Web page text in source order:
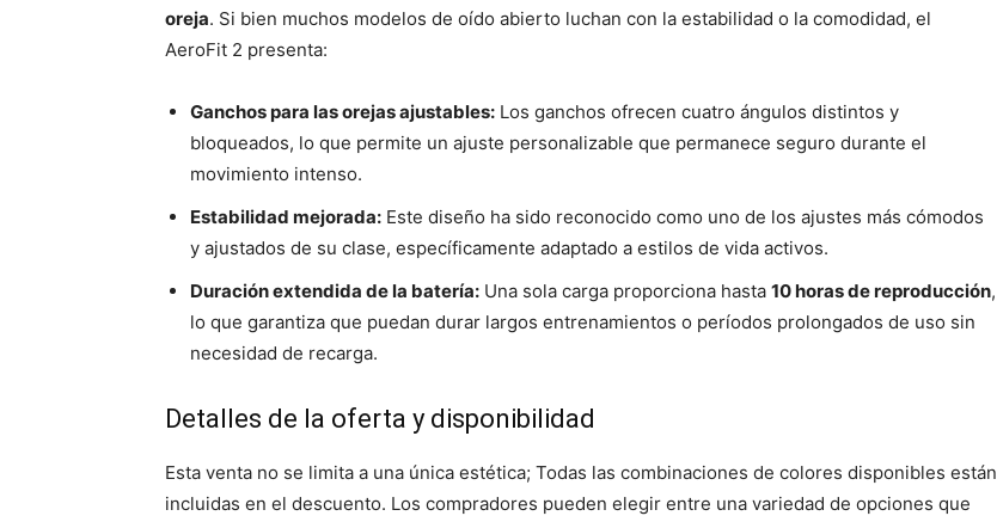
oreja. Si bien muchos modelos de oído abierto luchan con la estabilidad o la comodidad, el
AeroFit 2 presenta:
Ganchos para las orejas ajustables: Los ganchos ofrecen cuatro ángulos distintos y
bloqueados, lo que permite un ajuste personalizable que permanece seguro durante el
movimiento intenso.
Estabilidad mejorada: Este diseño ha sido reconocido como uno de los ajustes más cómodos
y ajustados de su clase, específicamente adaptado a estilos de vida activos.
Duración extendida de la batería: Una sola carga proporciona hasta 10 horas de reproducción,
lo que garantiza que puedan durar largos entrenamientos o períodos prolongados de uso sin
necesidad de recarga.
Detalles de la oferta y disponibilidad
Esta venta no se limita a una única estética; Todas las combinaciones de colores disponibles están
incluidas en el descuento. Los compradores pueden elegir entre una variedad de opciones que